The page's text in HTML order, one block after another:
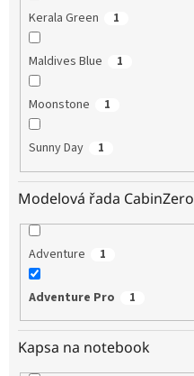
Kerala Green 1
Maldives Blue 1
Moonstone 1
Sunny Day 1
Modelová řada CabinZero
Adventure 1
Adventure Pro 1
Kapsa na notebook